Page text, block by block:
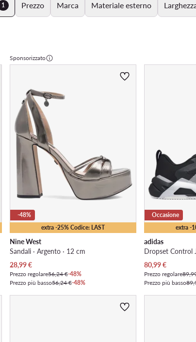
1 Prezzo Marca Materiale esterno
Sponsorizzato
extra -25% Codice: LAST
-48%
Nine West
Sandali · Argento · 12 cm
Prezzo attuale
28,99€
Prezzo regolare56,24 €-48%
Prezzo più basso56,24 €-48%
extra -
Occasione
adidas
Prezzo attuale
80,99€
Prezzo regolare
Prezzo più basso